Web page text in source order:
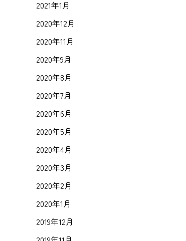
2021年1月
2020年12月
2020年11月
2020年9月
2020年8月
2020年7月
2020年6月
2020年5月
2020年4月
2020年3月
2020年2月
2020年1月
2019年12月